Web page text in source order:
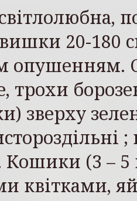
20-180
опушенням.
трохи
зверху
(3 – 5
квітками,